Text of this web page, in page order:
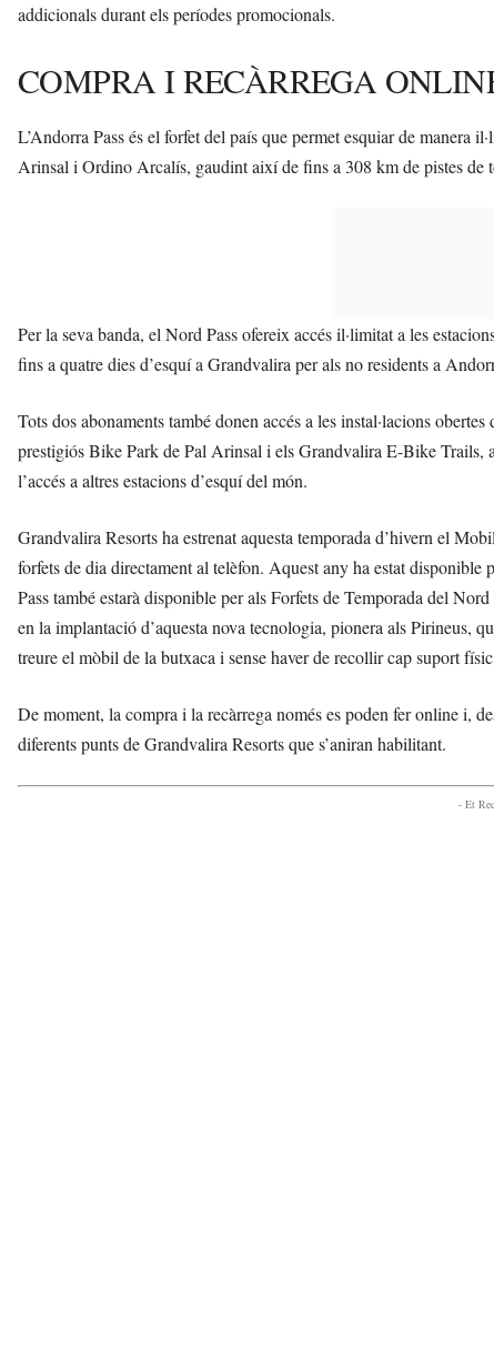
addicionals durant els períodes promocionals.
COMPRA I RECÀRREGA
L’Andorra Pass és el forfet del país que permet esquiar de manera
Arinsal i Ordino Arcalís, gaudint així de fins a 308 km de pistes de
Per la seva banda, el Nord Pass ofereix accés il·limitat a les
fins a quatre dies d’esquí a Grandvalira per als no residents a
Tots dos abonaments també donen accés a les instal·lacions
prestigiós Bike Park de Pal Arinsal i els Grandvalira E-Bike Trails,
l’accés a altres estacions d’esquí del món.
Grandvalira Resorts ha estrenat aquesta temporada d’hivern el
forfets de dia directament al telèfon. Aquest any ha estat disponible
Pass també estarà disponible per als Forfets de Temporada del
en la implantació d’aquesta nova tecnologia, pionera als Pirineus,
treure el mòbil de la butxaca i sense haver de recollir cap suport
De moment, la compra i la recàrrega només es poden fer online i,
diferents punts de Grandvalira Resorts que s’aniran habilitant.
- Et